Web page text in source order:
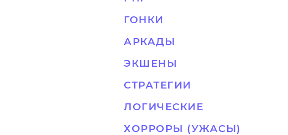
ГОНКИ
АРКАДЫ
ЭКШЕНЫ
СТРАТЕГИИ
ЛОГИЧЕСКИЕ
ХОРРОРЫ (УЖАСЫ)